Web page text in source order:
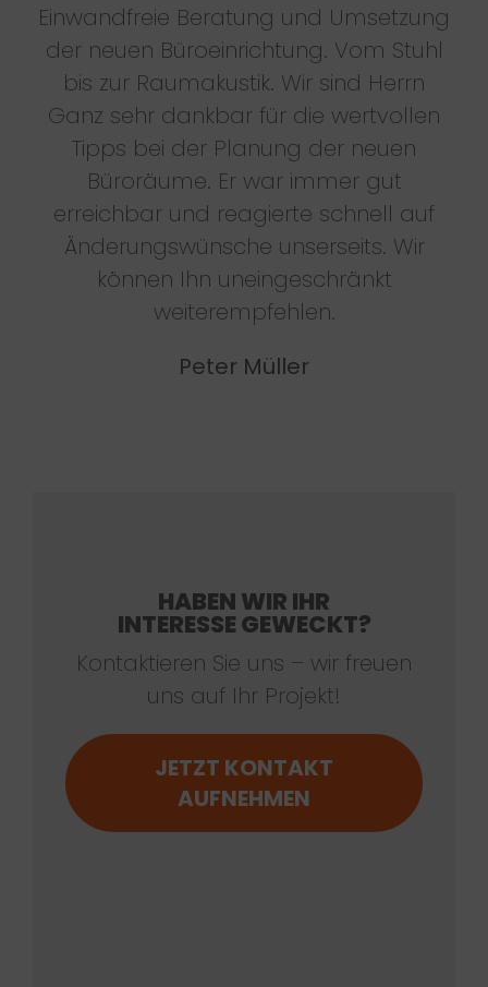
Einwandfreie Beratung und Umsetzung
der neuen Büroeinrichtung. Vom Stuhl
bis zur Raumakustik. Wir sind Herrn
Ganz sehr dankbar für die wertvollen
Tipps bei der Planung der neuen
Büroräume. Er war immer gut
erreichbar und reagierte schnell auf
Änderungswünsche unserseits. Wir
können Ihn uneingeschränkt
weiterempfehlen.
Peter Müller
HABEN WIR IHR
INTERESSE GEWECKT?
Kontaktieren Sie uns – wir freuen
uns auf Ihr Projekt!
JETZT KONTAKT
AUFNEHMEN